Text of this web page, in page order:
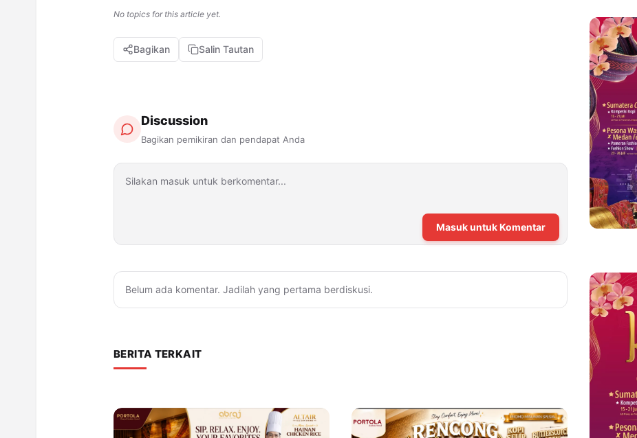
No topics for this article yet.
Bagikan Salin Tautan
Discussion
Bagikan pemikiran dan pendapat Anda
Masuk untuk Komentar
Belum ada komentar. Jadilah yang pertama berdiskusi.
BERITA TERKAIT